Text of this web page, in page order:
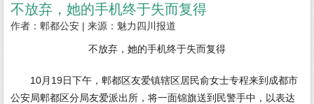
不放弃，她的手机终于失而复得
作者：郫都公安 | 来源：魅力四川报道
不放弃，她的手机终于失而复得
10月19日下午，郫都区友爱镇辖区居民俞女士专程来到成都市
公安局郫都区分局友爱派出所，将一面锦旗送到民警手中，以表达